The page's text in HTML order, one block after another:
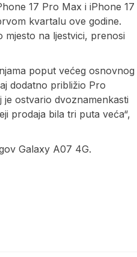
17 Pro Max i iPhone 17
kvartalu ove godine.
mjesto na ljestvici, prenosi
poput većeg osnovnog
dodatno približio Pro
ostvario dvoznamenkasti
prodaja bila tri puta veća“,
Galaxy A07 4G.